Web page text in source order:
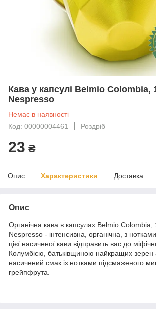
Кава у капсулі Belmio Colombia,
Nespresso
Немає в наявності
Код: 00000004461
Роздріб
23 ₴
Опис Характеристики Доставка
Опис
Органічна кава в капсулах Belmio Colombia,
Nespresso - інтенсивна, органічна, з
цієї насиченої кави відправить вас до
Колумбією, батьківщиною найкращих зерен
насичений смак із нотками підсмаженого
грейпфрута.